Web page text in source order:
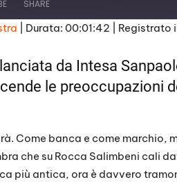
SHARE
Durata: 00:01:42 Registrato
da Intesa
le preoccupazioni
Come banca e come marchio,
che su Rocca Salimbeni cali
più antica, ora è davvero